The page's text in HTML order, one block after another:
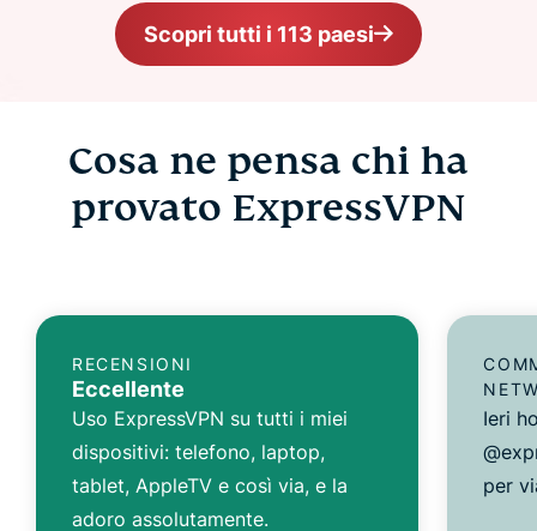
Scopri tutti i 113 paesi
Cosa ne pensa chi ha
provato ExpressVPN
RECENSIONI
Eccellente
Uso ExpressVPN su tutti i miei
dispositivi: telefono, laptop,
tablet, AppleTV e così via, e la
adoro assolutamente.
Ieri
per